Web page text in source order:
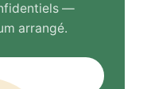
—
arrangé.